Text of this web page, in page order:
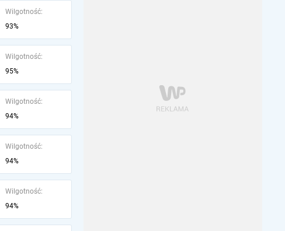
Wilgotność:
93%
Wilgotność:
95%
Wilgotność:
94%
Wilgotność:
94%
Wilgotność:
94%